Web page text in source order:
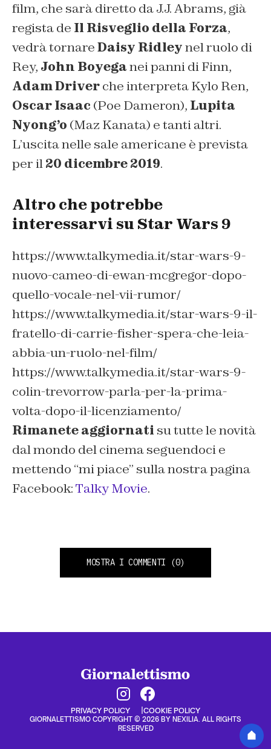
film, che sarà diretto da J.J. Abrams, già
regista de Il Risveglio della Forza,
vedrà tornareDaisy Ridleynel ruolo di
Rey, John Boyeganei panni di Finn,
Adam Driverche interpreta Kylo Ren,
Oscar Isaac (Poe Dameron), Lupita
Nyong’o (Maz Kanata) e tanti altri.
L’uscita nelle sale americane è prevista
per il20 dicembre 2019.
Altro che potrebbe
interessarvi su Star Wars 9
https://www.talkymedia.it/star-wars-9-
nuovo-cameo-di-ewan-mcgregor-dopo-
quello-vocale-nel-vii-rumor/
https://www.talkymedia.it/star-wars-9-il-
fratello-di-carrie-fisher-spera-che-leia-
abbia-un-ruolo-nel-film/
https://www.talkymedia.it/star-wars-9-
colin-trevorrow-parla-per-la-prima-
volta-dopo-il-licenziamento/
Rimanete aggiornati su tutte le novità
dal mondo del cinema seguendoci e
mettendo “mi piace” sulla nostra pagina
Facebook:Talky Movie.
MOSTRA I COMMENTI (0)
PRIVACY POLICY COOKIE POLICY
GIORNALETTISMO COPYRIGHT © 2026 BY NEXILIA. ALL RIGHTS
RESERVED